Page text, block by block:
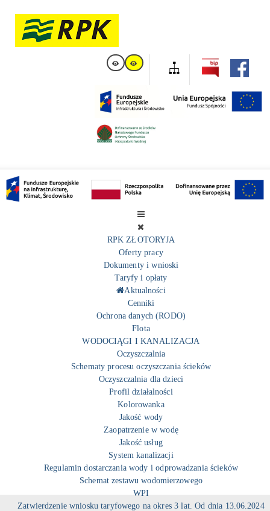
RPK ZŁOTORYJA
Oferty pracy
Dokumenty i wnioski
Taryfy i opłaty
Aktualności
Cenniki
Ochrona danych (RODO)
Flota
WODOCIĄGI I KANALIZACJA
Oczyszczalnia
Schematy procesu oczyszczania ścieków
Oczyszczalnia dla dzieci
Profil działalności
Kolorowanka
Jakość wody
Zaopatrzenie w wodę
Jakość usług
System kanalizacji
Regulamin dostarczania wody i odprowadzania ścieków
Schemat zestawu wodomierzowego
WPI
Zatwierdzenie wniosku taryfowego na okres 3 lat. Od dnia 13.06.2024